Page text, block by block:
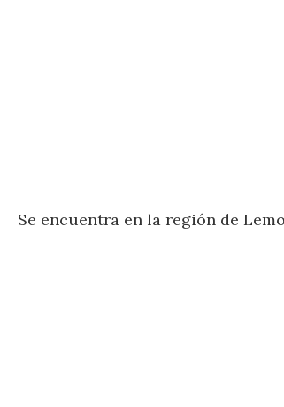
Se encuentra en la región de